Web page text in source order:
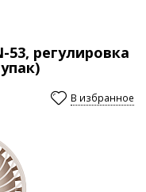
53, регулировка
В избранное